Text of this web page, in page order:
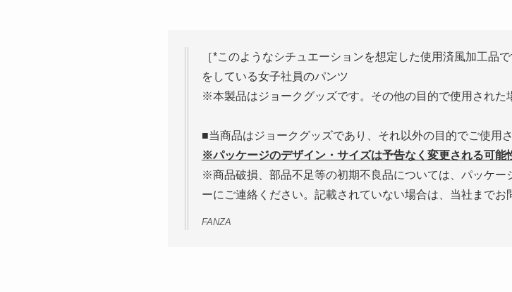
［*このようなシチュエーションを想定した使用済風加工品
をしている女子社員のパンツ
※本製品はジョークグッズです。その他の目的で使用された
■当商品はジョークグッズであり、それ以外の目的でご使用
※パッケージのデザイン・サイズは予告なく変更される可能
※商品破損、部品不足等の初期不良品については、パッケー
ーにご連絡ください。記載されていない場合は、当社までお
FANZA